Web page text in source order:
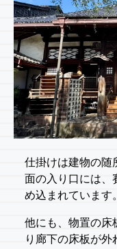
仕掛けは建物の随
面の入り口には、
め込まれています。
他にも、物置の床
り廊下の床板が外